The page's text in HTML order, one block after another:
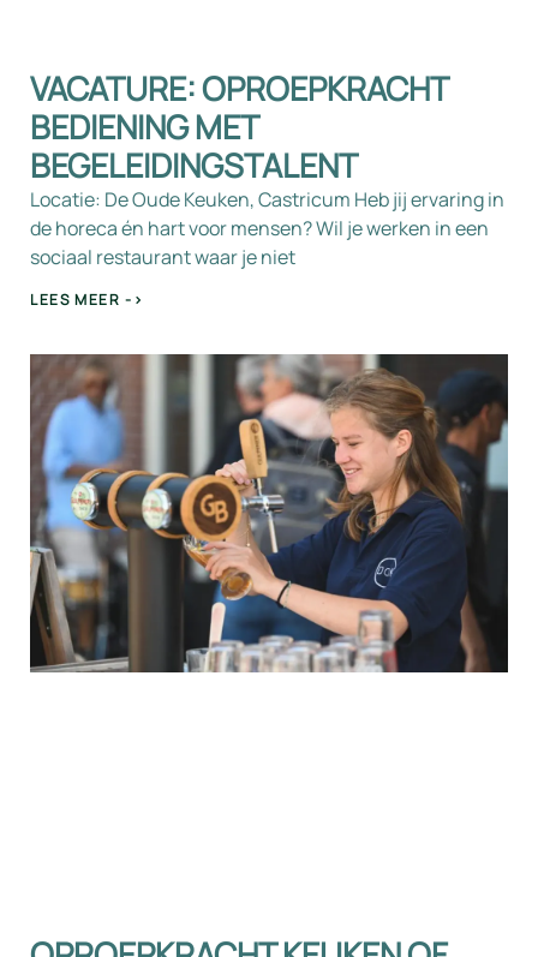
VACATURE: OPROEPKRACHT
BEDIENING MET
BEGELEIDINGSTALENT
Locatie: De Oude Keuken, Castricum Heb jij ervaring in
de horeca én hart voor mensen? Wil je werken in een
sociaal restaurant waar je niet
LEES MEER ->